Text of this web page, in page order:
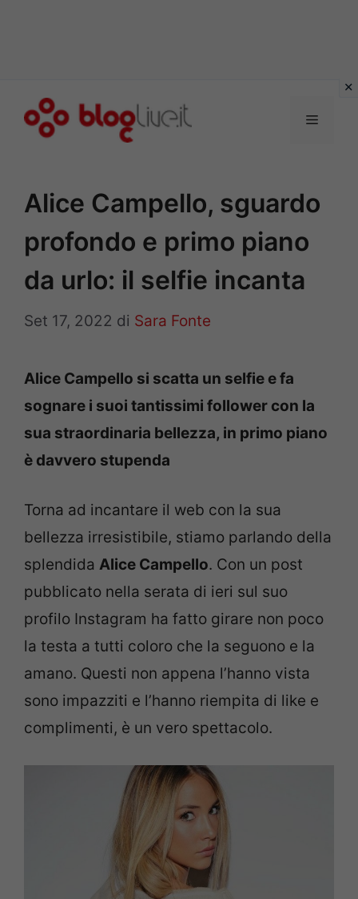
Menu
Alice Campello, sguardo
profondo e primo piano
da urlo: il selfie incanta
Set 17, 2022 di Sara Fonte
Alice Campello si scatta un selfie e fa
sognare i suoi tantissimi follower con la
sua straordinaria bellezza, in primo piano
è davvero stupenda
Torna ad incantare il web con la sua
bellezza irresistibile, stiamo parlando della
splendida Alice Campello. Con un post
pubblicato nella serata di ieri sul suo
profilo Instagram ha fatto girare non poco
la testa a tutti coloro che la seguono e la
amano. Questi non appena l’hanno vista
sono impazziti e l’hanno riempita di like e
complimenti, è un vero spettacolo.